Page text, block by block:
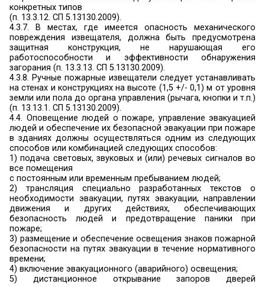
лестничных клетках, лифтовых холлах;
- В2, РП2, Д3, Т2 - для покрытий пола в общих
холлах и фойе.
Каркасы подвесных потолков в помещениях
эвакуации следует выполнять из негорючих
4.3.2. СП 1.13130.2009).
Перечень показателей для оценки пожарной
того или иного строительного материала
сертификате соответствия или в декларации
пожарной безопасности (можно запросить у
производителя).
3.15.
При эксплуатации
эвакуационных и аварийных выходов
а) устраивать на путях эвакуации пороги (за
порогов в дверных проемах), устанавливать
подъемно-опускные двери и ворота без
вручную открыть их изнутри и заблокировать
состоянии, вращающиеся двери и
другие устройства, препятствующие свободной
людей, при отсутствии иных
эвакуации либо при отсутствии
позволяющих вручную открыть и